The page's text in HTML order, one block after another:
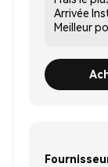
Arrivée
Meilleur